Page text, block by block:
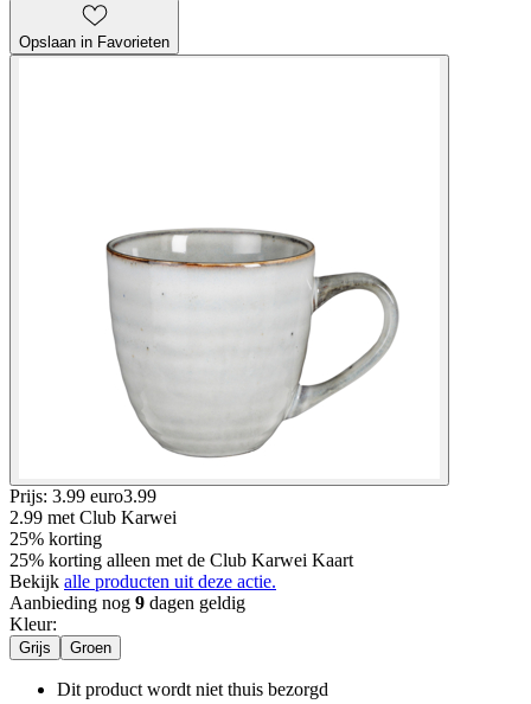
Opslaan in Favorieten
Prijs: 3.99 euro3.99
2.99 met Club Karwei
25% korting
25% korting alleen met de Club Karwei Kaart
Bekijk alle producten uit deze actie.
Aanbieding nog 9 dagen geldig
Kleur:
Grijs Groen
Dit product wordt niet thuis bezorgd